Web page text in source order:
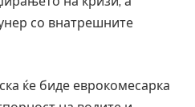
со внатрешните
ќе биде еврокомесарка